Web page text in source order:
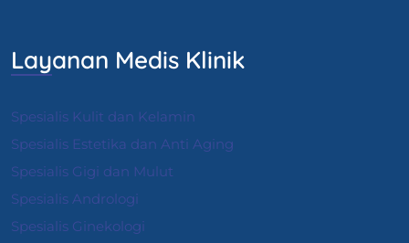
Layanan Medis Klinik
Spesialis Kulit dan Kelamin
Spesialis Estetika dan Anti Aging
Spesialis Gigi dan Mulut
Spesialis Andrologi
Spesialis Ginekologi